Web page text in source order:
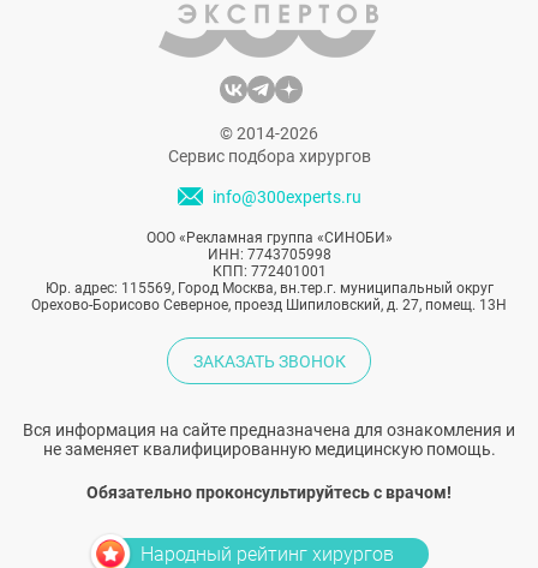
© 2014-2026
Сервис подбора хирургов
info@300experts.ru
ООО «Рекламная группа «СИНОБИ»
ИНН: 7743705998
КПП: 772401001
Юр. адрес: 115569, Город Москва, вн.тер.г. муниципальный округ
Орехово-Борисово Северное, проезд Шипиловский, д. 27, помещ. 13Н
ЗАКАЗАТЬ ЗВОНОК
Вся информация на сайте предназначена для ознакомления и
не заменяет квалифицированную медицинскую помощь.
Обязательно проконсультируйтесь с врачом!
Народный рейтинг хирургов